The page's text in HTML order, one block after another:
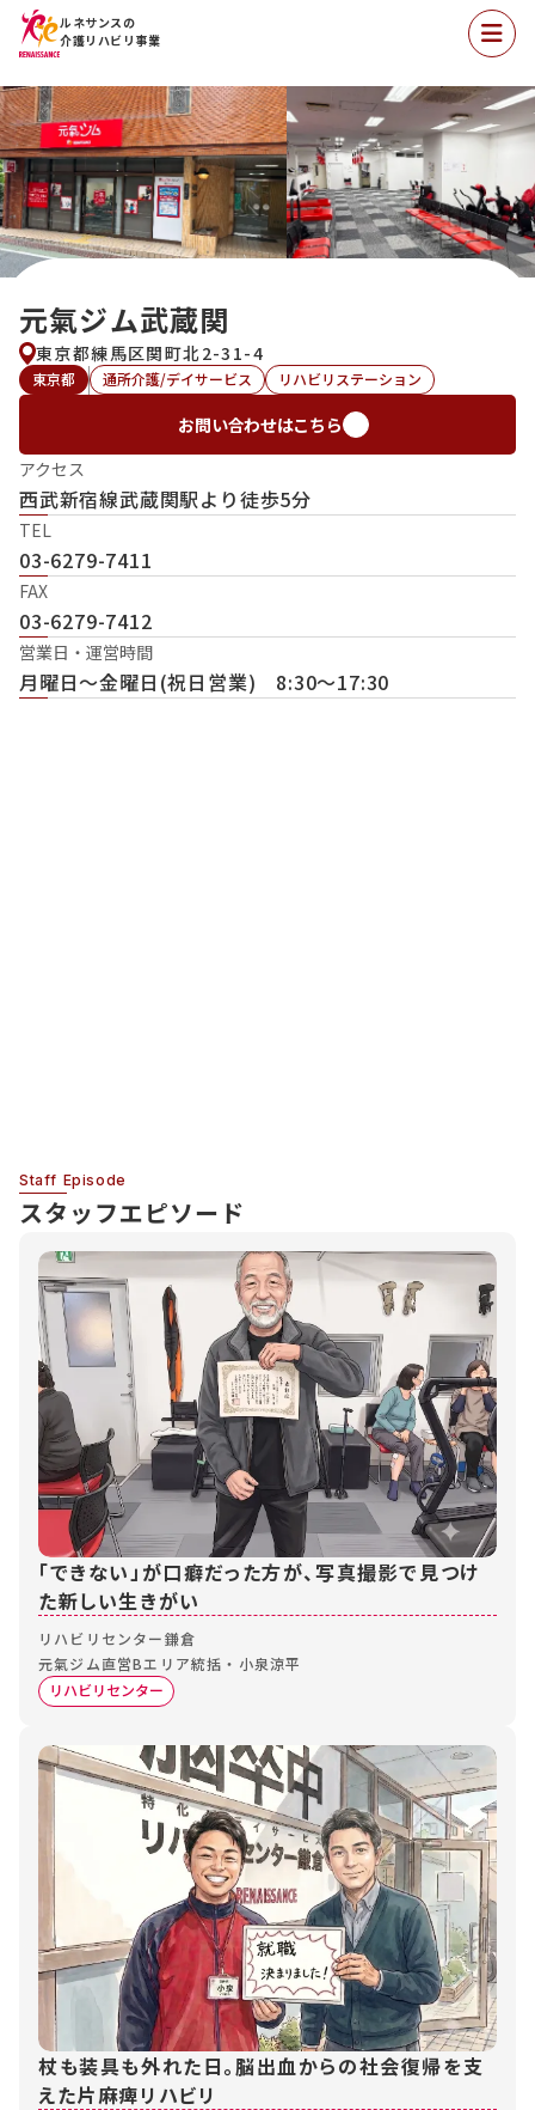
ルネサンスの
介護リハビリ事業
東京都 通所介護/デイサービス リハビリステーション
元氣ジム武蔵関
東京都練馬区関町北2-31-4
お問い合わせはこちら
アクセス
西武新宿線武蔵関駅より徒歩5分
TEL
03-6279-7411
FAX
03-6279-7412
営業日・運営時間
月曜日〜金曜日(祝日営業) 8:30〜17:30
Staff Episode
スタッフエピソード
「できない」が口癖だった方が、写真撮影で見つけ
た新しい生きがい
リハビリセンター鎌倉
元氣ジム直営Bエリア統括・小泉涼平
リハビリセンター
杖も装具も外れた日。脳出血からの社会復帰を支
えた片麻痺リハビリ